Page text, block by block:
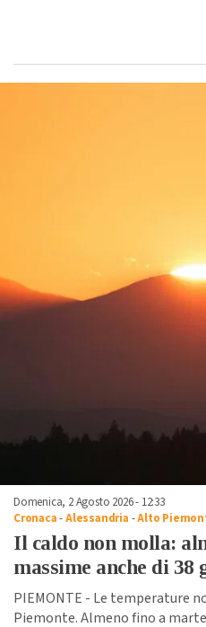
Domenica, 2 Agosto 2026 - 12:33
Cronaca-Alessandria -Alto
Il caldo non molla:
massime anche di 38
PIEMONTE - Le temperature
Piemonte. Almeno fino a